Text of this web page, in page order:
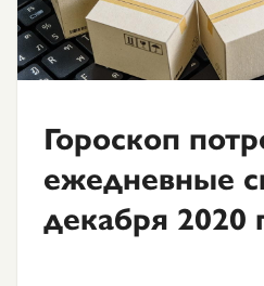
Гороскоп
ежедневные
декабря 2020